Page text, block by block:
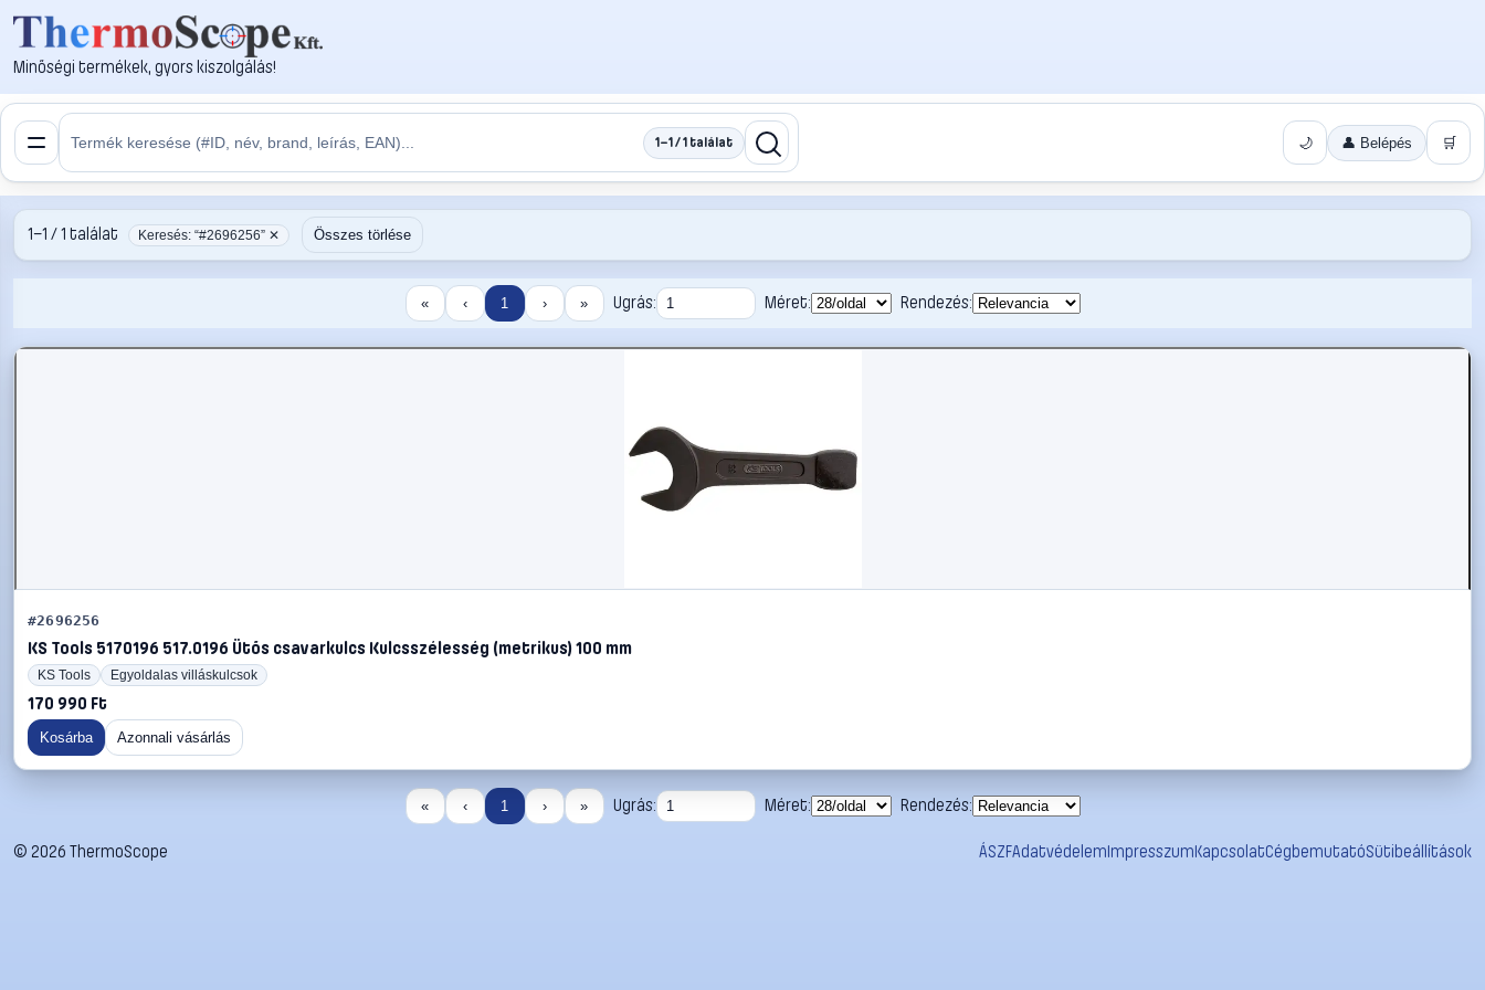
Minőségi termékek, gyors kiszolgálás!
1–1 / 1 találat 🌙 👤 Belépés 🛒
1–1 / 1 találat Keresés: “#2696256” ✕ Összes törlése
« ‹ 1 › » Ugrás: Méret: Rendezés:
#2696256
KS Tools 5170196 517.0196 Ütős csavarkulcs Kulcsszélesség (metrikus) 100 mm
KS Tools Egyoldalas villáskulcsok
170 990 Ft
Kosárba Azonnali vásárlás
« ‹ 1 › » Ugrás: Méret: Rendezés:
© 2026 ThermoScope ÁSZFAdatvédelemImpresszumKapcsolatCégbemutatóSütibeállítások